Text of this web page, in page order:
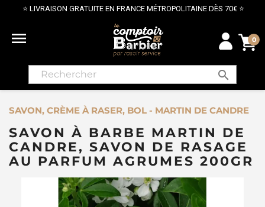
GRATUITE EN FRANCE MÉTROPOLITAINE DÈS 70€ ⭐
 0
search
SAVON, CRÈME À RASER, BOL - MARTIN DE CANDRE
SAVON À BARBE MARTIN DE
CANDRE, SAVON DE RASAGE
AU PARFUM AGRUMES 200GR